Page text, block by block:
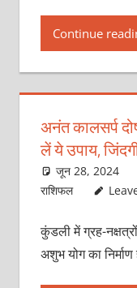
Continue
अनंत कालसर्प
लें ये उपाय,
जून 28, 2024
राशिफल
कुंडली में ग्रह-
अशुभ योग का